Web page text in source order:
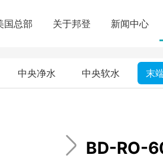
国总部 关于邦登 新闻中心
中央净水 中央软水 末
BD-RO-